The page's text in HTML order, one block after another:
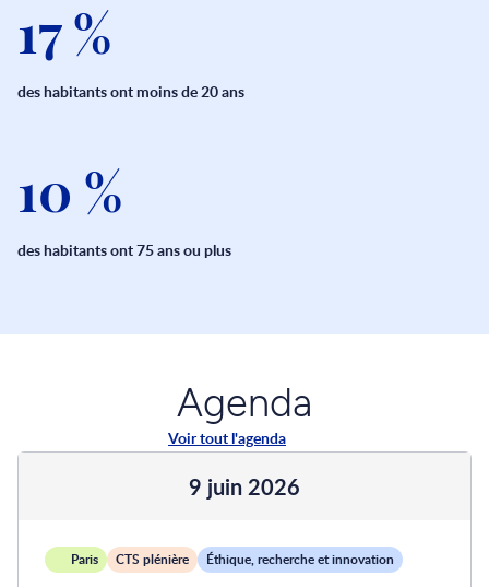
17 %
des habitants ont moins de 20 ans
10 %
des habitants ont 75 ans ou plus
Agenda
Voir tout l'agenda
9 juin 2026
Paris CTS plénière Éthique, recherche et innovation